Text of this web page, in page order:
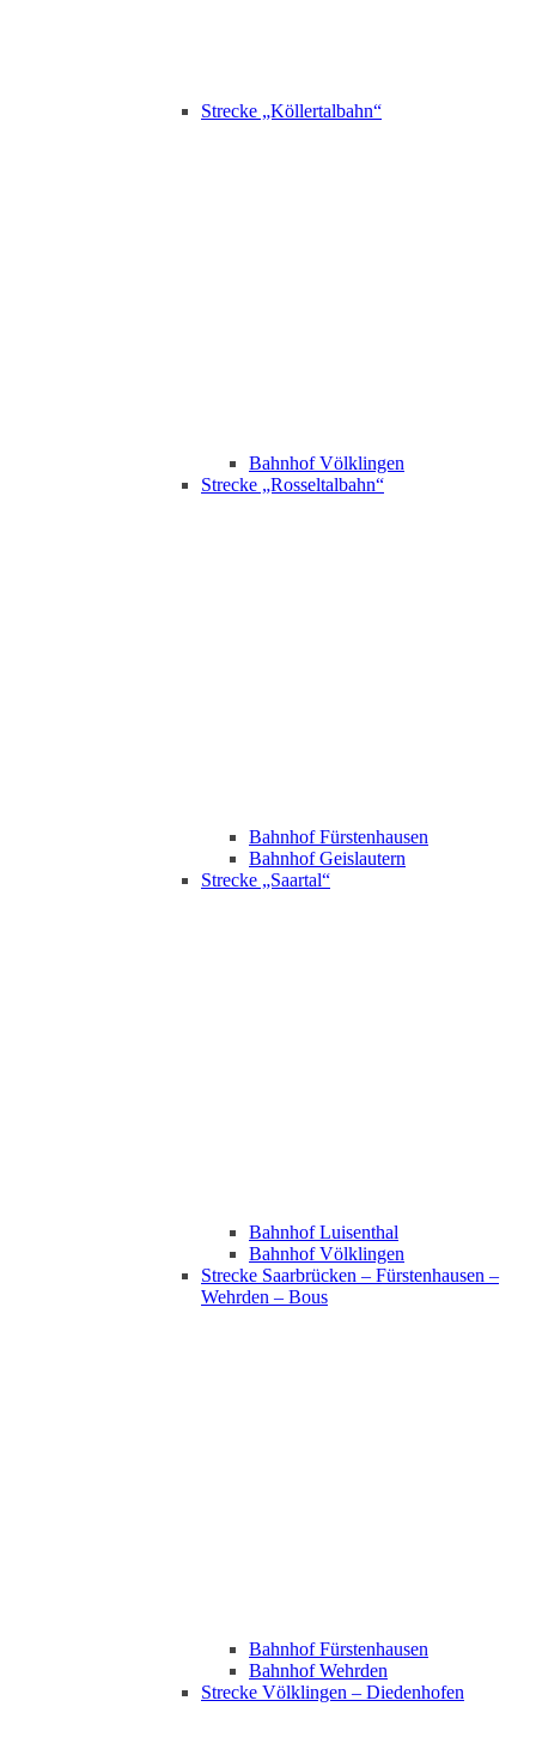
Strecke „Köllertalbahn“
Bahnhof Völklingen
Strecke „Rosseltalbahn“
Bahnhof Fürstenhausen
Bahnhof Geislautern
Strecke „Saartal“
Bahnhof Luisenthal
Bahnhof Völklingen
Strecke Saarbrücken – Fürstenhausen –
Wehrden – Bous
Bahnhof Fürstenhausen
Bahnhof Wehrden
Strecke Völklingen – Diedenhofen